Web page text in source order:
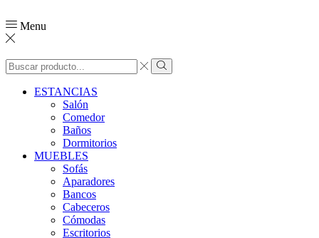
Menu
ESTANCIAS
Salón
Comedor
Baños
Dormitorios
MUEBLES
Sofás
Aparadores
Bancos
Cabeceros
Cómodas
Escritorios